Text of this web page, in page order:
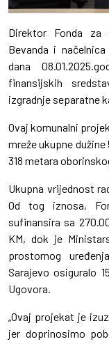
Direktor Fonda za
Bevanda i
dana
finansijskih
izgradnje separatne
Ovaj komunalni
mreže ukupne
318 metara
Ukupna vrijednost
Od tog iznosa,
sufinansira sa
KM, dok je
prostornog
Sarajevo osiguralo
Ugovora.
„Ovaj projekat je
jer doprinosimo